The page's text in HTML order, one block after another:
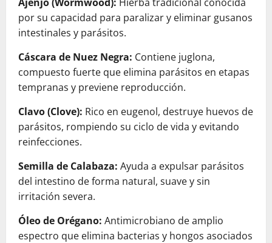
por su capacidad para paralizar y eliminar gusanos
intestinales y parásitos.
Cáscara de Nuez Negra: Contiene juglona,
compuesto fuerte que elimina parásitos en etapas
tempranas y previene reproducción.
Clavo (Clove): Rico en eugenol, destruye huevos de
parásitos, rompiendo su ciclo de vida y evitando
reinfecciones.
Semilla de Calabaza: Ayuda a expulsar parásitos
del intestino de forma natural, suave y sin
irritación severa.
Óleo de Orégano: Antimicrobiano de amplio
espectro que elimina bacterias y hongos asociados